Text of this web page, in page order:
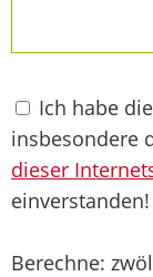
Ich habe die
insbesondere
dieser
einverstanden!
Berechne: